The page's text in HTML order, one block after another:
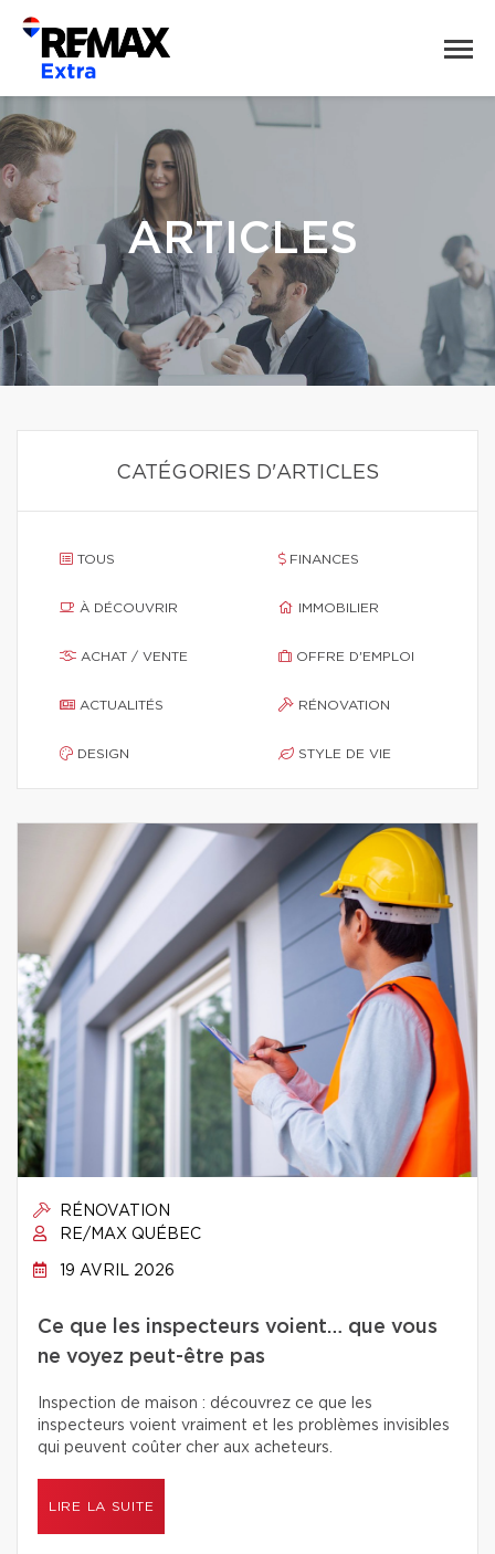
ARTICLES
CATÉGORIES D'ARTICLES
TOUS
À DÉCOUVRIR
ACHAT / VENTE
ACTUALITÉS
DESIGN
FINANCES
IMMOBILIER
OFFRE D'EMPLOI
RÉNOVATION
STYLE DE VIE
RÉNOVATION
RE/MAX QUÉBEC
19 AVRIL 2026
Ce que les inspecteurs voient… que vous
ne voyez peut-être pas
Inspection de maison : découvrez ce que les
inspecteurs voient vraiment et les problèmes invisibles
qui peuvent coûter cher aux acheteurs.
LIRE LA SUITE